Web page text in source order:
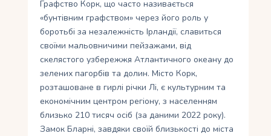
Графство Корк, що часто називається
«бунтівним графством» через його роль у
боротьбі за незалежність Ірландії, славиться
своїми мальовничими пейзажами, від
скелястого узбережжя Атлантичного океану до
зелених пагорбів та долин. Місто Корк,
розташоване в гирлі річки Лі, є культурним та
економічним центром регіону, з населенням
близько 210 тисяч осіб (за даними 2022 року).
Замок Бларні, завдяки своїй близькості до міста